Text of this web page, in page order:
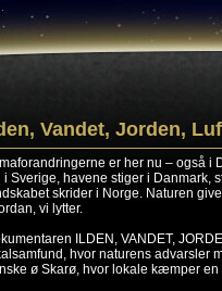
Vandet, Jorden,
er her nu – også i
i Sverige, havene stiger i Danmark,
skrider i Norge. Naturen
vi lytter.
ILDEN, VANDET,
hvor naturens advarsler
ø Skarø, hvor lokale kæmper